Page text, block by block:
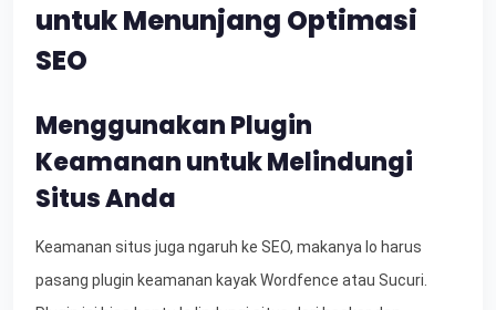
untuk Menunjang Optimasi
SEO
Menggunakan Plugin
Keamanan untuk Melindungi
Situs Anda
Keamanan situs juga ngaruh ke SEO, makanya lo harus
pasang plugin keamanan kayak Wordfence atau Sucuri.